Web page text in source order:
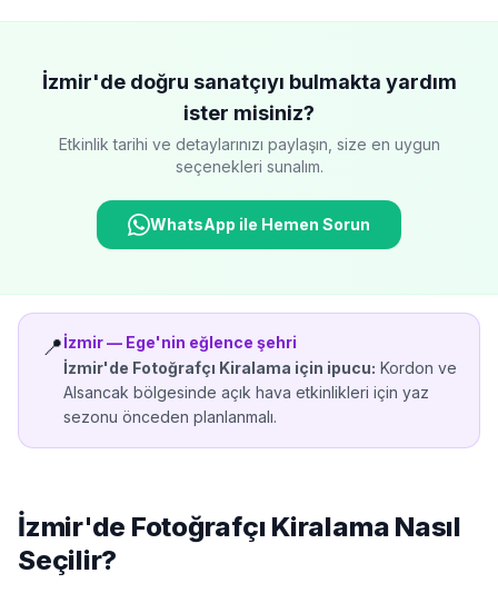
İzmir'dedoğru sanatçıyı bulmakta yardım
ister misiniz?
Etkinlik tarihi ve detaylarınızı paylaşın, size en uygun
seçenekleri sunalım.
WhatsApp ile Hemen Sorun
📍İzmir— Ege'nin eğlence şehri
İzmir'de Fotoğrafçı Kiralama için ipucu: Kordon ve
Alsancak bölgesinde açık hava etkinlikleri için yaz
sezonu önceden planlanmalı.
İzmir'de Fotoğrafçı Kiralama Nasıl
Seçilir?